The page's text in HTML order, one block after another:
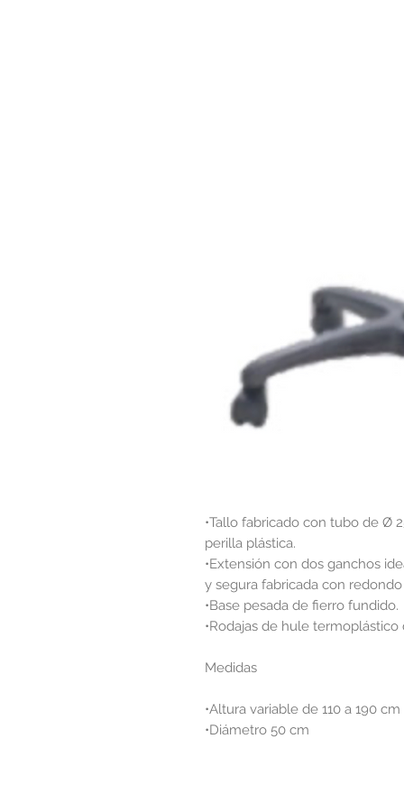
•Tallo fabricado con tubo de Ø
perilla plástica.
•Extensión con dos ganchos
y segura fabricada con
•Base pesada de fierro fundido.
•Rodajas de hule
Medidas
•Altura variable de 110 a 190 cm
•Diámetro 50 cm